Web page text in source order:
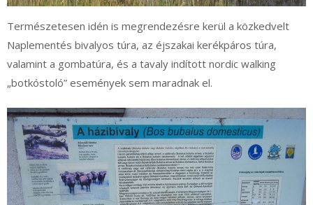
Természetesen idén is megrendezésre kerül a közkedvelt
Naplementés bivalyos túra, az éjszakai kerékpáros túra,
valamint a gombatúra, és a tavaly indított nordic walking
„botkóstoló” események sem maradnak el.